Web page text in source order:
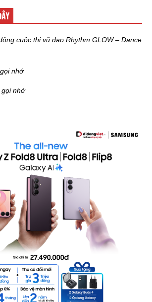
cuộc thi vũ đạo Rhythm GLOW – Dance
nhớ
nhớ